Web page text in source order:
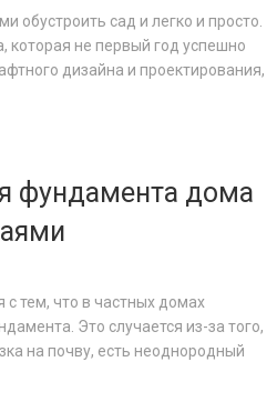
обустроить сад и легко и просто.
которая не первый год успешно
дизайна и проектирования,
фундамента дома
с тем, что в частных домах
Это случается из-за того,
на почву, есть неоднородный